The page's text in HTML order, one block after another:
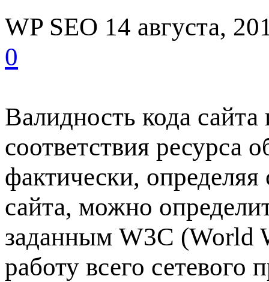
WP SEO 14 августа,
0
Валидность кода
соответствия ресурса
фактически,
сайта, можно
заданным W3C (World
работу всего сетевого